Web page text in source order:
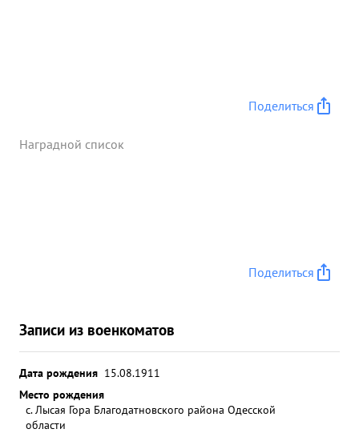
Поделиться
Наградной список
Поделиться
Записи из военкоматов
Дата рождения 15.08.1911
Место рождения
с. Лысая Гора Благодатновского района Одесской
области